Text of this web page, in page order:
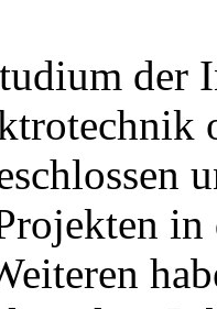
der